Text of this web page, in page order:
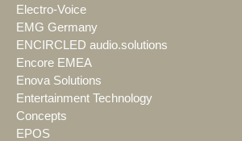
Electro-Voice
EMG Germany
ENCIRCLED audio.solutions
Encore EMEA
Enova Solutions
Entertainment Technology
Concepts
EPOS